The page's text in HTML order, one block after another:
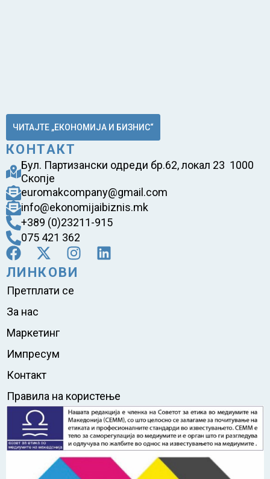
ЧИТАЈТЕ „ЕКОНОМИЈА И БИЗНИС“
КОНТАКТ
Бул. Партизански одреди бр.62, локал 23 1000
Скопје
euromakcompany@gmail.com
info@ekonomijaibiznis.mk
+389 (0)23211-915
075 421 362
ЛИНКОВИ
Претплати се
За нас
Маркетинг
Импресум
Контакт
Правила на користење